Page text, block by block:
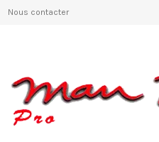
Nous contacter